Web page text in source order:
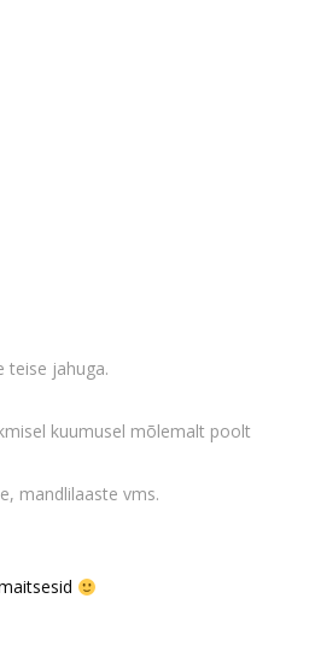
teise jahuga.
kuumusel mõlemalt poolt
mandlilaaste vms.